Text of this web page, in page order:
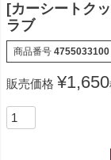
[カーシートク
ラブ
商品番号 4755033100
販売価格 ¥1,650